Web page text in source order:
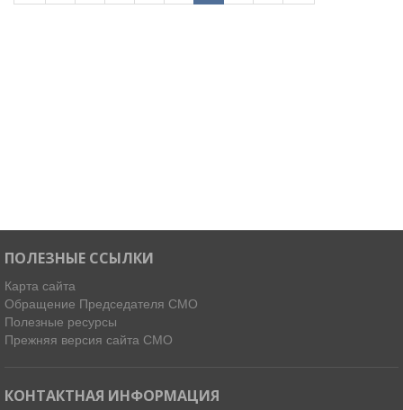
ПОЛЕЗНЫЕ ССЫЛКИ
Карта сайта
Обращение Председателя СМО
Полезные ресурсы
Прежняя версия сайта СМО
КОНТАКТНАЯ ИНФОРМАЦИЯ